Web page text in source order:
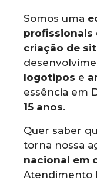
Somos uma
profissionais
criação de
logotipos e
essência em
15 anos.
Quer saber
torna nossa
nacional em
Atendimento